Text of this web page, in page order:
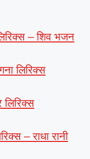
– शिव भजन
लिरिक्स
लिरिक्स
– राधा रानी